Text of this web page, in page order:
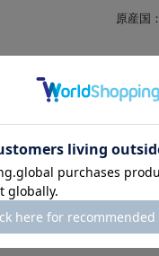
原産国：